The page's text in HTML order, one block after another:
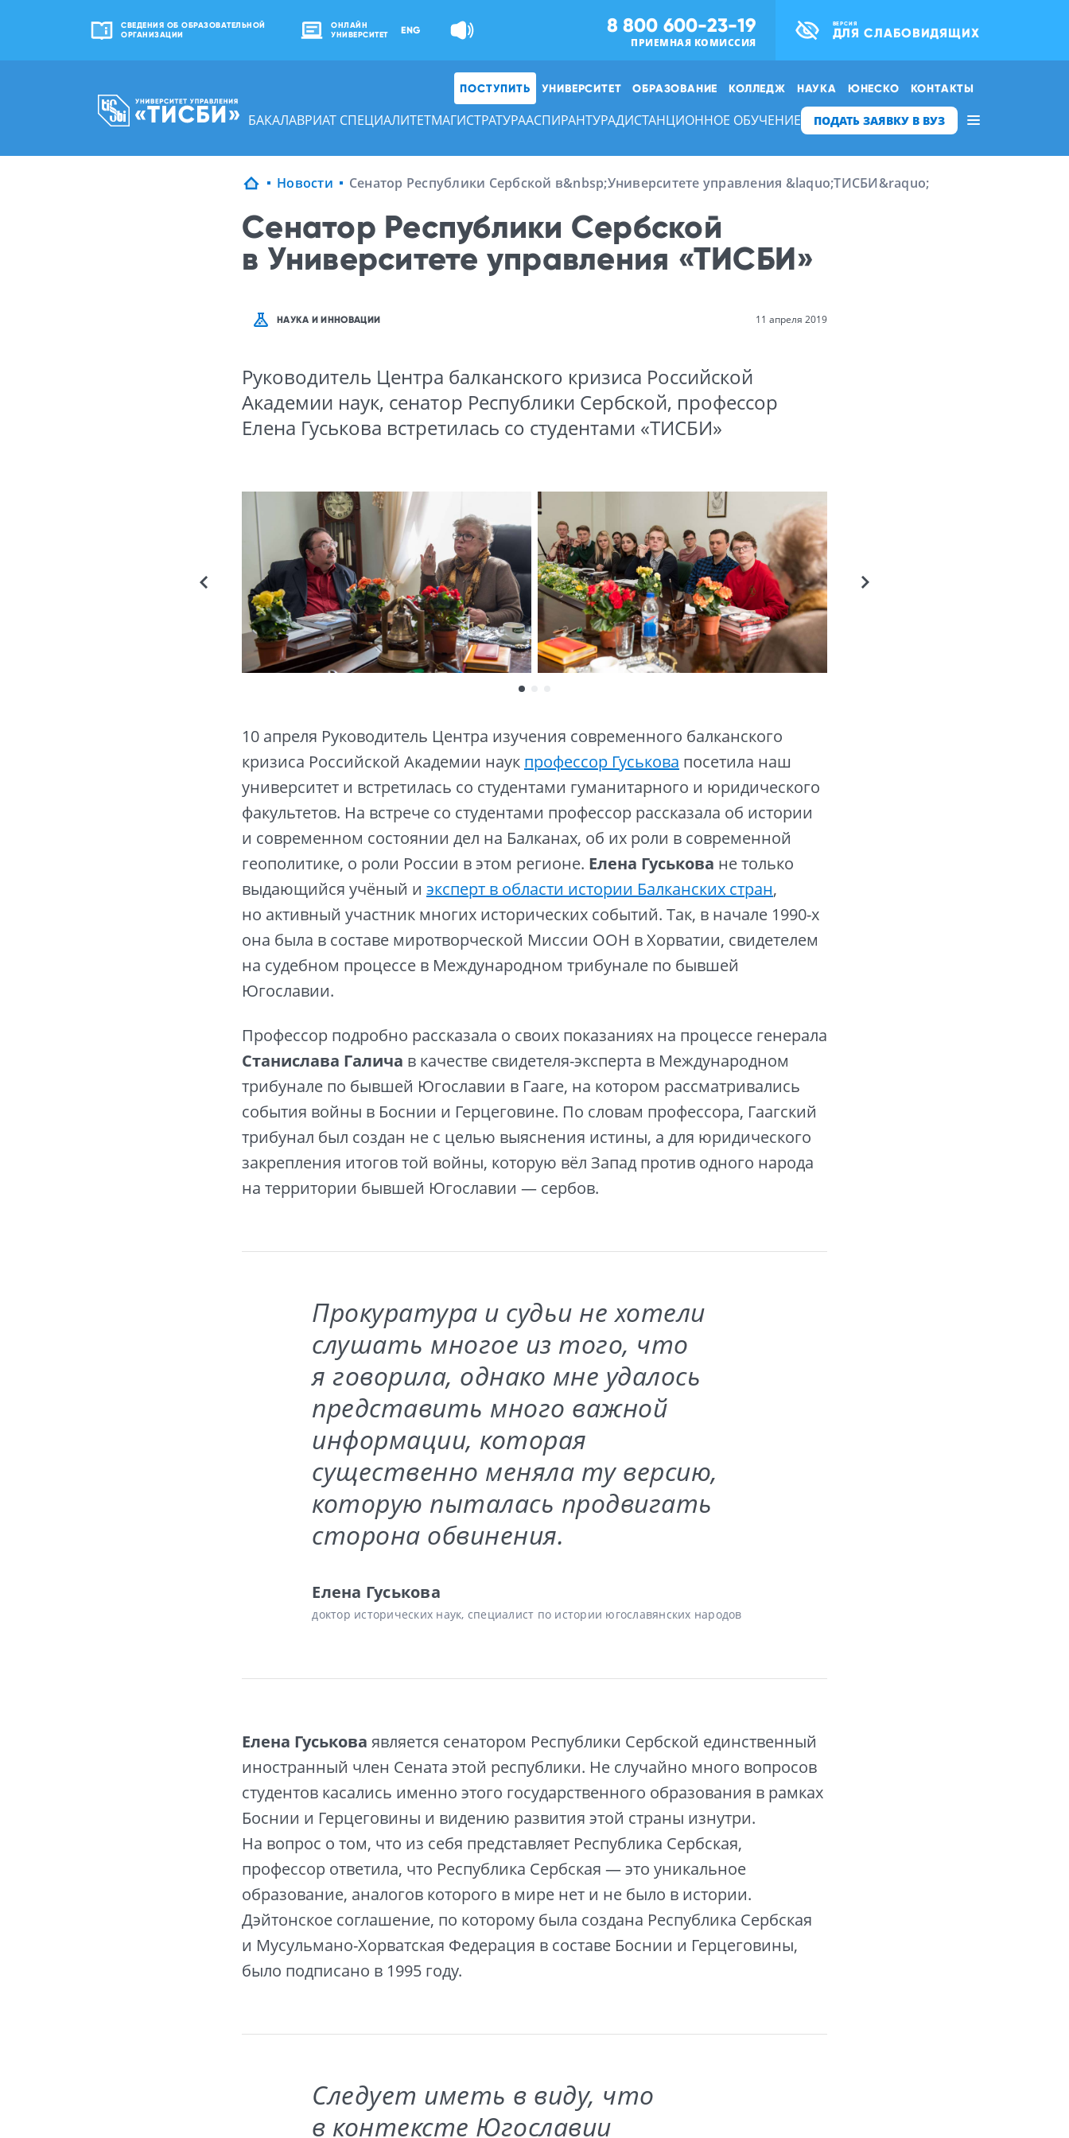
СВЕДЕНИЯ ОБ ОБРАЗОВАТЕЛЬНОЙ
ОРГАНИЗАЦИИ
ОНЛАЙН
УНИВЕРСИТЕТ
ENG 8 800 600-23-19
ПРИЕМНАЯ КОМИССИЯ
ВЕРСИЯ
ДЛЯ СЛАБОВИДЯЩИХ
ПОСТУПИТЬ УНИВЕРСИТЕТ ОБРАЗОВАНИЕ КОЛЛЕДЖ НАУКА ЮНЕСКО КОНТАКТЫ
БАКАЛАВРИАТ СПЕЦИАЛИТЕТМАГИСТРАТУРААСПИРАНТУРАДИСТАНЦИОННОЕ ОБУЧЕНИЕ ПОДАТЬ ЗАЯВКУ В ВУЗ
Новости Сенатор Республики Сербской в&nbsp;Университете управления &laquo;ТИСБИ&raquo;
Сенатор Республики Сербской
в Университете управления «ТИСБИ»
НАУКА И ИННОВАЦИИ 11 апреля 2019
Руководитель Центра балканского кризиса Российской
Академии наук, сенатор Республики Сербской, профессор
Елена Гуськова встретилась со студентами «ТИСБИ»
10 апреля Руководитель Центра изучения современного балканского
кризиса Российской Академии наук профессор Гуськова посетила наш
университет и встретилась со студентами гуманитарного и юридического
факультетов. На встрече со студентами профессор рассказала об истории
и современном состоянии дел на Балканах, об их роли в современной
геополитике, о роли России в этом регионе. Елена Гуськова не только
выдающийся учёный и эксперт в области истории Балканских стран,
но активный участник многих исторических событий. Так, в начале 1990-х
она была в составе миротворческой Миссии ООН в Хорватии, свидетелем
на судебном процессе в Международном трибунале по бывшей
Югославии.
Профессор подробно рассказала о своих показаниях на процессе генерала
Станислава Галича в качестве свидетеля-эксперта в Международном
трибунале по бывшей Югославии в Гааге, на котором рассматривались
события войны в Боснии и Герцеговине. По словам профессора, Гаагский
трибунал был создан не с целью выяснения истины, а для юридического
закрепления итогов той войны, которую вёл Запад против одного народа
на территории бывшей Югославии — сербов.
Прокуратура и судьи не хотели
слушать многое из того, что
я говорила, однако мне удалось
представить много важной
информации, которая
существенно меняла ту версию,
которую пыталась продвигать
сторона обвинения.
Елена Гуськова
доктор исторических наук, специалист по истории югославянских народов
Елена Гуськова является сенатором Республики Сербской единственный
иностранный член Сената этой республики. Не случайно много вопросов
студентов касались именно этого государственного образования в рамках
Боснии и Герцеговины и видению развития этой страны изнутри.
На вопрос о том, что из себя представляет Республика Сербская,
профессор ответила, что Республика Сербская — это уникальное
образование, аналогов которого в мире нет и не было в истории.
Дэйтонское соглашение, по которому была создана Республика Сербская
и Мусульмано-Хорватская Федерация в составе Боснии и Герцеговины,
было подписано в 1995 году.
Следует иметь в виду, что
в контексте Югославии